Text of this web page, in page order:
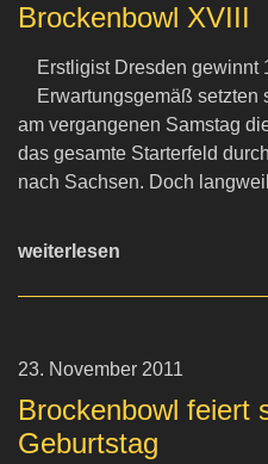
Brockenbowl XVIII
Erstligist Dresden gewinnt
Erwartungsgemäß setzten
am vergangenen Samstag
das gesamte Starterfeld
nach Sachsen. Doch
weiterlesen
23. November 2011
Brockenbowl feiert
Geburtstag